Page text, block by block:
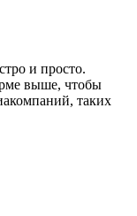
и просто.
выше, чтобы
таких